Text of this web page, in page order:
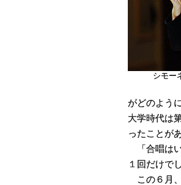
シモー
がどのよう
大学時代は
ったことが
「合唱は
１回だけで
この６月